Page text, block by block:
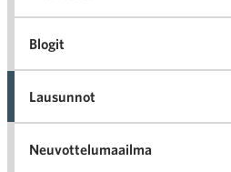
Blogit
Lausunnot
Neuvottelumaailma